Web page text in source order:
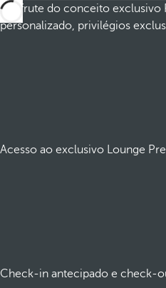
Desfrute do conceito exclusivo
personalizado, privilégios
Acesso ao exclusivo Lounge
Check-in antecipado e check-